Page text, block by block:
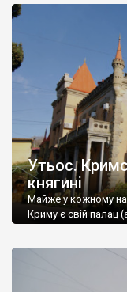
Утьос.
княгині
Майже у кожному
Криму є свій палац